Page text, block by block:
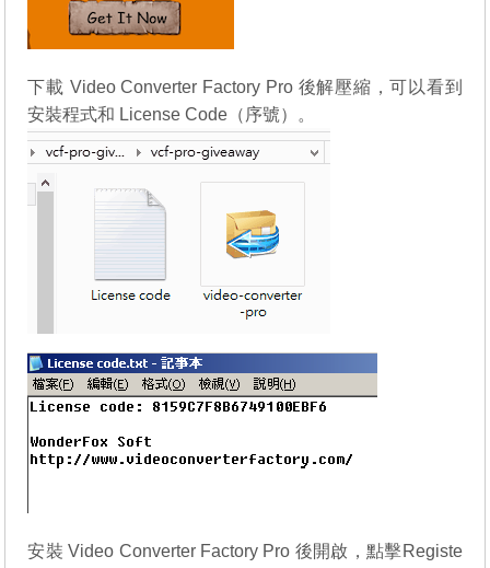
下載 Video Converter Factory Pro後解壓縮，可以看到
安裝程式和 License Code（序號）。
安裝 Video Converter Factory Pro 後開啟，點擊Registe